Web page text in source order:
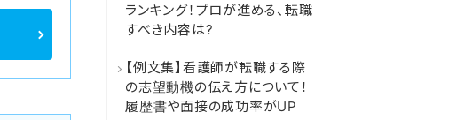
ランキング！プロが進める、転職
すべき内容は?
【例文集】看護師が転職する際
の志望動機の伝え方について！
履歴書や面接の成功率がUP